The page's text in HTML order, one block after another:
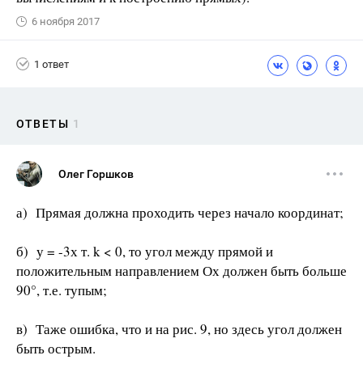
6 ноября 2017
1 ответ
ОТВЕТЫ 1
Олег Горшков
а) Прямая должна проходить через начало координат;
б) у = -3х т. k < 0, то угол между прямой и
положительным направлением Ох должен быть больше
90°, т.е. тупым;
в) Таже ошибка, что и на рис. 9, но здесь угол должен
быть острым.